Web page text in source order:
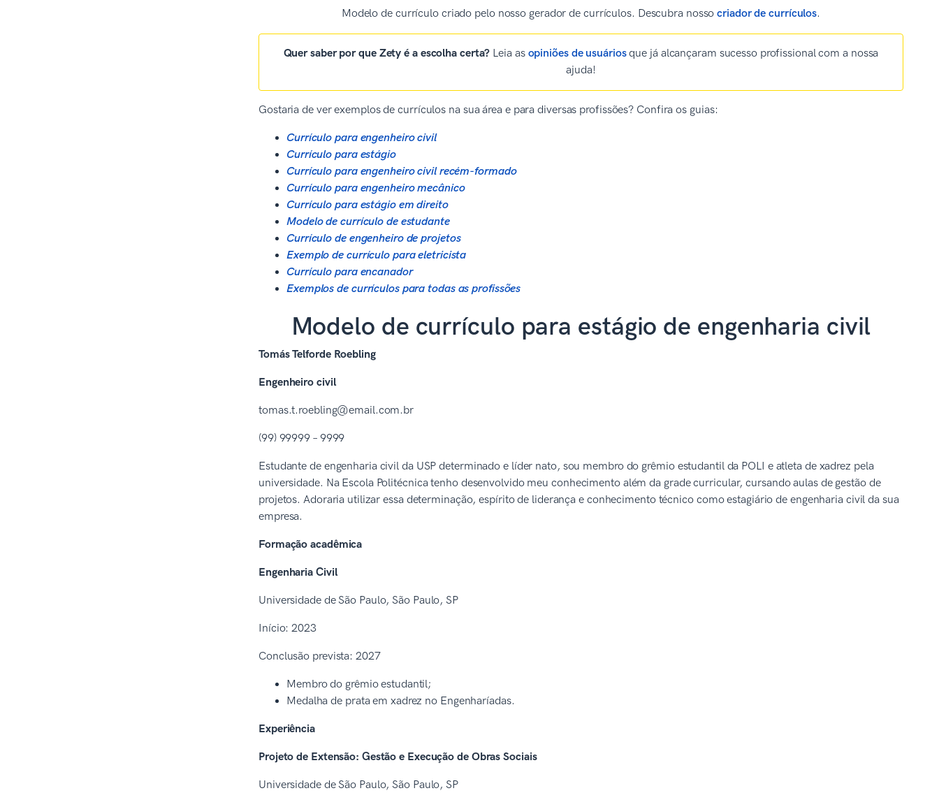
Modelo de currículo criado pelo nosso gerador de currículos. Descubra nossocriador de currículos.
Quer saber por que Zety é a escolha certa? Leia as opiniões de usuáriosque já alcançaram sucesso profissional com a nossa
ajuda!
Gostaria de ver exemplos de currículos na sua área e para diversas profissões? Confira os guias:
Currículo para engenheiro civil
Currículo para estágio
Currículo para engenheiro civil recém-formado
Currículo para engenheiro mecânico
Currículo para estágio em direito
Modelo de currículo de estudante
Currículo de engenheiro de projetos
Exemplo de currículo para eletricista
Currículo para encanador
Exemplos de currículos para todas as profissões
Modelo de currículo para estágio de engenharia civil
Tomás Telforde Roebling
Engenheiro civil
tomas.t.roebling@email.com.br
(99) 99999 – 9999
Estudante de engenharia civil da USP determinado e líder nato, sou membro do grêmio estudantil da POLI e atleta de xadrez pela
universidade. Na Escola Politécnica tenho desenvolvido meu conhecimento além da grade curricular, cursando aulas de gestão de
projetos. Adoraria utilizar essa determinação, espírito de liderança e conhecimento técnico como estagiário de engenharia civil da sua
empresa.
Formação acadêmica
Engenharia Civil
Universidade de São Paulo, São Paulo, SP
Início: 2023
Conclusão prevista: 2027
Membro do grêmio estudantil;
Medalha de prata em xadrez no Engenharíadas.
Experiência
Projeto de Extensão: Gestão e Execução de Obras Sociais
Universidade de São Paulo, São Paulo, SP